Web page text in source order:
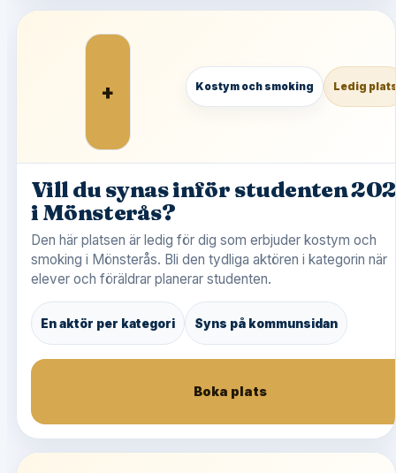
+ Kostym och smoking Ledig
Vill du synas inför studenten
i Mönsterås?
Den här platsen är ledig för dig som erbjuder kostym och
smoking i Mönsterås. Bli den tydliga aktören i kategorin när
elever och föräldrar planerar studenten.
En aktör per kategori Syns på kommunsidan
Boka plats